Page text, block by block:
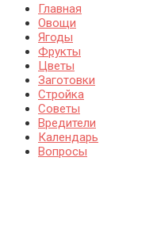
Главная
Овощи
Ягоды
Фрукты
Цветы
Заготовки
Стройка
Советы
Вредители
Календарь
Вопросы